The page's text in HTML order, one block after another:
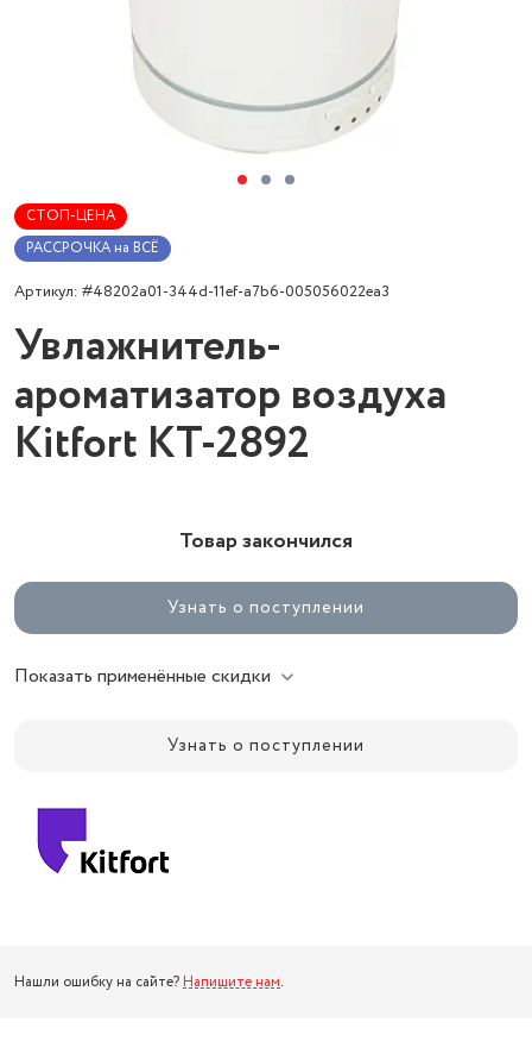
СТОП-ЦЕНА
РАССРОЧКА на ВСЁ
Артикул: #48202a01-344d-11ef-a7b6-005056022ea3
Увлажнитель-
ароматизатор воздуха
Kitfort КТ-2892
Товар закончился
Узнать о поступлении
Показать применённые скидки
Узнать о поступлении
Нашли ошибку на сайте? Напишите нам.